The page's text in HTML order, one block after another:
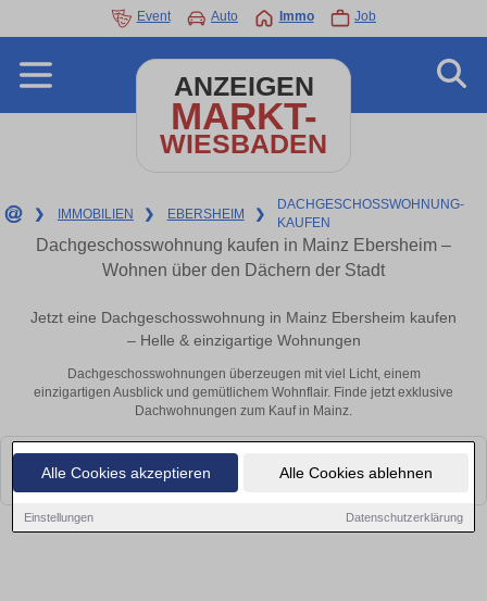
Alle Cookies akzeptieren Alle Cookies ablehnen
Einstellungen Datenschutzerklärung
Event Auto Immo Job
ANZEIGEN
MARKT-
WIESBADEN
❯ IMMOBILIEN ❯ EBERSHEIM ❯
DACHGESCHOSSWOHNUNG-
KAUFEN
Dachgeschosswohnung kaufen in Mainz Ebersheim –
Wohnen über den Dächern der Stadt
Jetzt eine Dachgeschosswohnung in Mainz Ebersheim kaufen
– Helle & einzigartige Wohnungen
Dachgeschosswohnungen überzeugen mit viel Licht, einem
einzigartigen Ausblick und gemütlichem Wohnflair. Finde jetzt exklusive
Dachwohnungen zum Kauf in Mainz.
Leider konnten wir derzeit keine passenden Objekte finden. Schauen Sie
bald wieder vorbei!